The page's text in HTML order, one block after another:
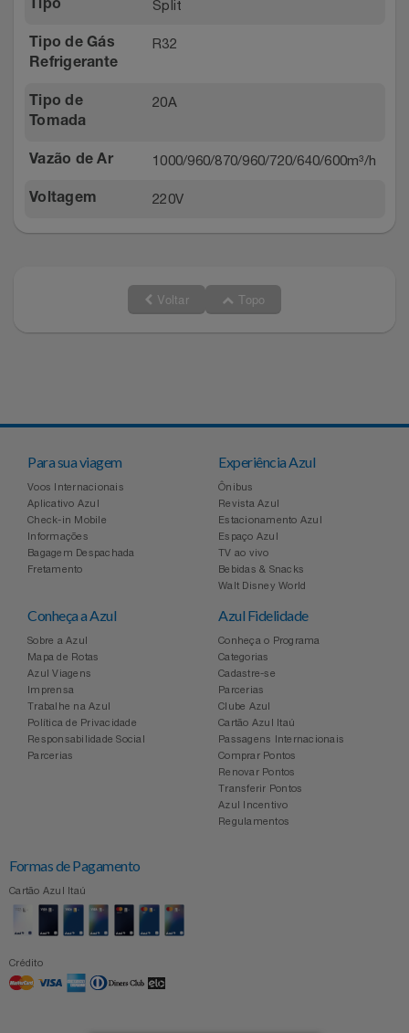
Tipo Split
Tipo de Gás
Refrigerante
R32
Tipo de
Tomada
20A
Vazão de Ar 1000/960/870/960/720/640/600m³/h
Voltagem 220V
Voltar Topo
Para sua viagem
Voos Internacionais
Aplicativo Azul
Check-in Mobile
Informações
Bagagem Despachada
Fretamento
Experiência Azul
Ônibus
Revista Azul
Estacionamento Azul
Espaço Azul
TV ao vivo
Bebidas & Snacks
Walt Disney World
Conheça a Azul
Sobre a Azul
Mapa de Rotas
Azul Viagens
Imprensa
Trabalhe na Azul
Política de Privacidade
Responsabilidade Social
Parcerias
Azul Fidelidade
Conheça o Programa
Categorias
Cadastre-se
Parcerias
Clube Azul
Cartão Azul Itaú
Passagens Internacionais
Comprar Pontos
Renovar Pontos
Transferir Pontos
Azul Incentivo
Regulamentos
Formas de Pagamento
Cartão Azul Itaú
Crédito